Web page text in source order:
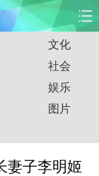
财经
教育
汽车
文化
社会
娱乐
图片
妻子李明姬